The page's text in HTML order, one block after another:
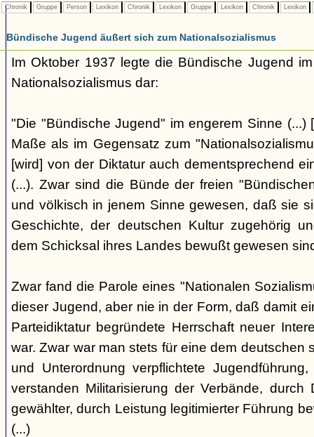
Chronik Gruppe Person Lexikon Chronik Lexikon Gruppe Lexikon Chronik Lexikon
Bündische Jugend äußert sich zum Nationalsozialismus
Im Oktober 1937 legte die Bündische Jugend
Nationalsozialismus dar:
"Die "Bündische Jugend" im engerem Sinne (...)
Maße als im Gegensatz zum
[wird] von der Diktatur auch dementsprechend
(...). Zwar sind die Bünde der freien
und völkisch in jenem Sinne gewesen, daß sie
Geschichte, der deutschen Kultur zugehörig
dem Schicksal ihres Landes bewußt gewesen
Zwar fand die Parole eines "Nationalen
dieser Jugend, aber nie in der Form, daß damit
Parteidiktatur begründete Herrschaft neuer
war. Zwar war man stets für eine dem deutschen
und Unterordnung verpflichtete
verstanden Militarisierung der Verbände,
gewählter, durch Leistung legitimierter Führung
(...)